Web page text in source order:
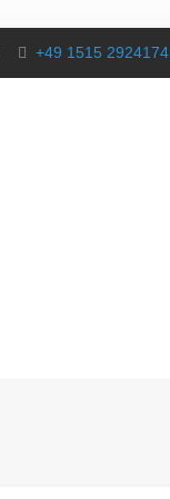
+49 1515 2924174